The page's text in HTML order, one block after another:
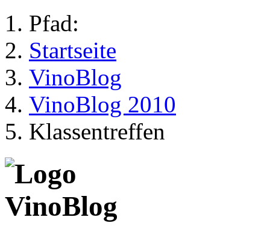
Pfad:
Startseite
VinoBlog
VinoBlog 2010
Klassentreffen